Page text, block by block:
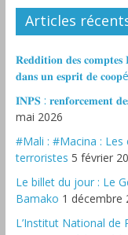
Articles
𝐑𝐞𝐝𝐝𝐢𝐭𝐢𝐨𝐧 𝐝𝐞𝐬
𝐝𝐚𝐧𝐬 𝐮𝐧 𝐞𝐬𝐩𝐫𝐢𝐭 𝐝𝐞
𝐈𝐍𝐏𝐒 : 𝐫𝐞𝐧𝐟𝐨𝐫𝐜𝐞𝐦𝐞𝐧𝐭
mai 2026
#Mali : #Macina : Les
terroristes 5 février
‎Le billet du jour : Le
Bamako 1 décembre
L’Institut National de